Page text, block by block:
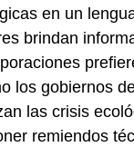
en un
brindan
los gobiernos
las crisis
remiendos